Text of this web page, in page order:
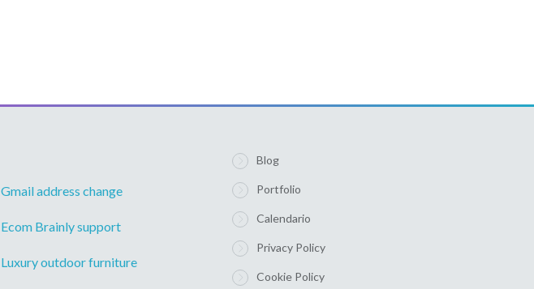
Gmail address change
Ecom Brainly support
Luxury outdoor furniture
Blog
Portfolio
Calendario
Privacy Policy
Cookie Policy